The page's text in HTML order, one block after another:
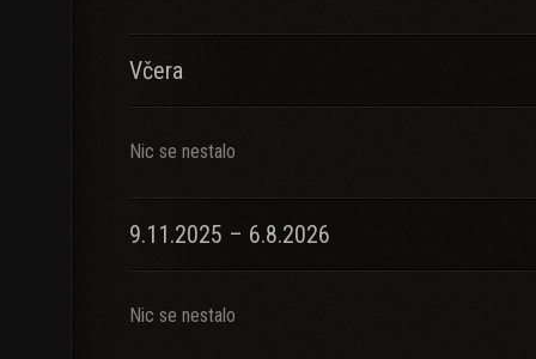
Včera
Nic se nestalo
9.11.2025 – 6.8.2026
Nic se nestalo